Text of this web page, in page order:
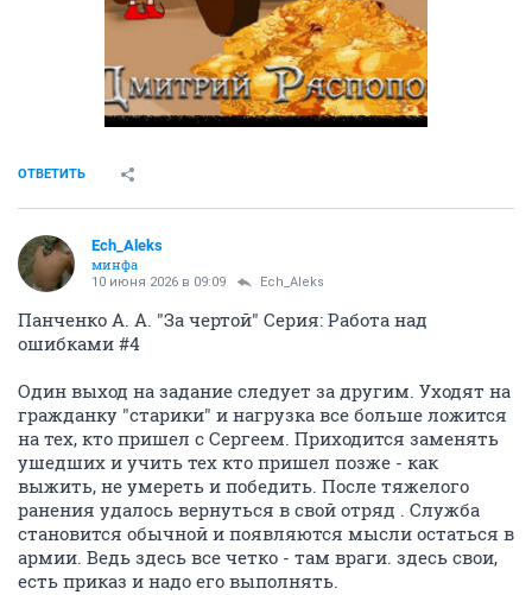
ОТВЕТИТЬ
Ech_Aleks
минфа
10 июня 2026 в 09:09 Ech_Aleks
Панченко А. А. "За чертой" Серия: Работа над
ошибками #4
Один выход на задание следует за другим. Уходят на
гражданку "старики" и нагрузка все больше ложится
на тех, кто пришел с Сергеем. Приходится заменять
ушедших и учить тех кто пришел позже - как
выжить, не умереть и победить. После тяжелого
ранения удалось вернуться в свой отряд . Служба
становится обычной и появляются мысли остаться в
армии. Ведь здесь все четко - там враги. здесь свои,
есть приказ и надо его выполнять.